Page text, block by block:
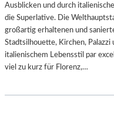
Ausblicken und durch
die Superlative. Die
großartig erhaltenen und
Stadtsilhouette, Kirchen, Palazzi
italienischem Lebensstil par
viel zu kurz für Florenz,…